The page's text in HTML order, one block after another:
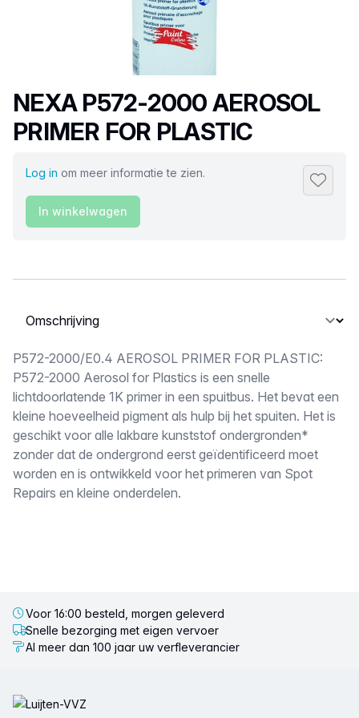
Productnaam
NEXA P572-2000 AEROSOL
PRIMER FOR PLASTIC
Log in om meer informatie te zien.
In winkelwagen
Selecteer een tabblad
Omschrijving
P572-2000/E0.4 AEROSOL PRIMER FOR PLASTIC:
P572-2000 Aerosol for Plastics is een snelle
lichtdoorlatende 1K primer in een spuitbus. Het bevat een
kleine hoeveelheid pigment als hulp bij het spuiten. Het is
geschikt voor alle lakbare kunststof ondergronden*
zonder dat de ondergrond eerst geïdentificeerd moet
worden en is ontwikkeld voor het primeren van Spot
Repairs en kleine onderdelen.
Voor 16:00 besteld, morgen geleverd
Snelle bezorging met eigen vervoer
Al meer dan 100 jaar uw verfleverancier